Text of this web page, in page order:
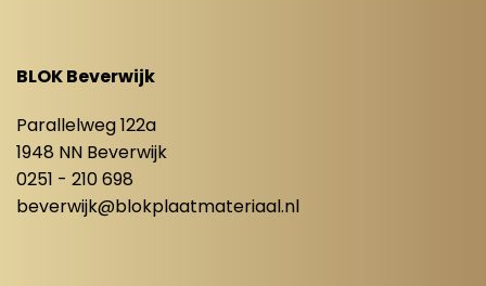
BLOK Beverwijk
Parallelweg 122a
1948 NN Beverwijk
0251 - 210 698
beverwijk@blokplaatmateriaal.nl